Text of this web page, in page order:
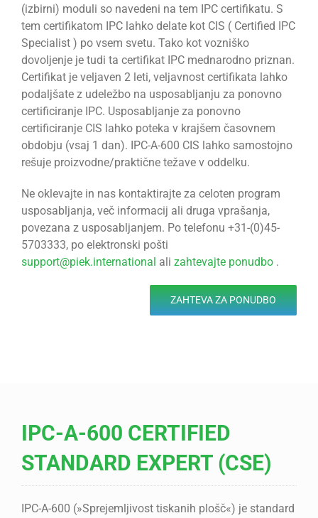
(izbirni) moduli so navedeni na tem IPC certifikatu. S
tem certifikatom IPC lahko delate kot CIS ( Certified IPC
Specialist ) po vsem svetu. Tako kot vozniško
dovoljenje je tudi ta certifikat IPC mednarodno priznan.
Certifikat je veljaven 2 leti, veljavnost certifikata lahko
podaljšate z udeležbo na usposabljanju za ponovno
certificiranje IPC. Usposabljanje za ponovno
certificiranje CIS lahko poteka v krajšem časovnem
obdobju (vsaj 1 dan). IPC-A-600 CIS lahko samostojno
rešuje proizvodne/praktične težave v oddelku.
Ne oklevajte in nas kontaktirajte za celoten program
usposabljanja, več informacij ali druga vprašanja,
povezana z usposabljanjem. Po telefonu +31-(0)45-
5703333, po elektronski pošti
support@piek.international ali zahtevajte ponudbo.
ZAHTEVA ZA PONUDBO
IPC-A-600 CERTIFIED
STANDARD EXPERT (CSE)
IPC-A-600 (»Sprejemljivost tiskanih plošč«) je standard